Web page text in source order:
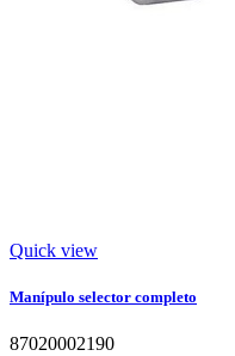
Quick view
Manípulo selector completo
87020002190